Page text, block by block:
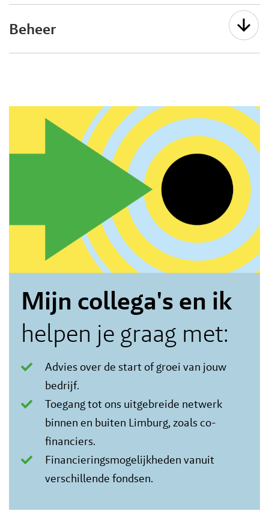
Beheer
Mijn collega's en ik
helpen je graag met:
Advies over de start of groei van jouw
bedrijf.
Toegang tot ons uitgebreide netwerk
binnen en buiten Limburg, zoals co-
financiers.
Financieringsmogelijkheden vanuit
verschillende fondsen.